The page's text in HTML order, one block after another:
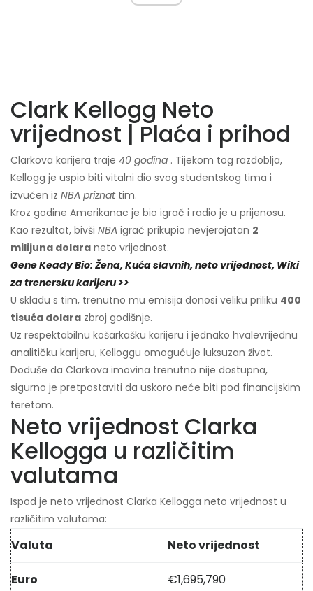
Clark Kellogg Neto
vrijednost | Plaća i prihod
Clarkova karijera traje 40 godina . Tijekom tog razdoblja,
Kellogg je uspio biti vitalni dio svog studentskog tima i
izvučen iz NBA priznattim.
Kroz godine Amerikanac je bio igrač i radio je u prijenosu.
Kao rezultat, bivši NBA igrač prikupio nevjerojatan 2
milijuna dolara neto vrijednost.
Gene Keady Bio: Žena, Kuća slavnih, neto vrijednost, Wiki
za trenersku karijeru >>
U skladu s tim, trenutno mu emisija donosi veliku priliku 400
tisuća dolara zbroj godišnje.
Uz respektabilnu košarkašku karijeru i jednako hvalevrijednu
analitičku karijeru, Kelloggu omogućuje luksuzan život.
Doduše da Clarkova imovina trenutno nije dostupna,
sigurno je pretpostaviti da uskoro neće biti pod financijskim
teretom.
Neto vrijednost Clarka
Kellogga u različitim
valutama
Ispod je neto vrijednost Clarka Kellogga neto vrijednost u
različitim valutama:
Valuta Neto vrijednost
Euro €1,695,790